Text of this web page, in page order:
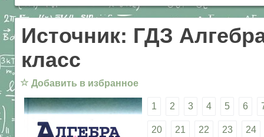
Источник: ГДЗ
класс
☆ Добавить в избранное
1 2 3 4 5 6
20 21 22 23 24